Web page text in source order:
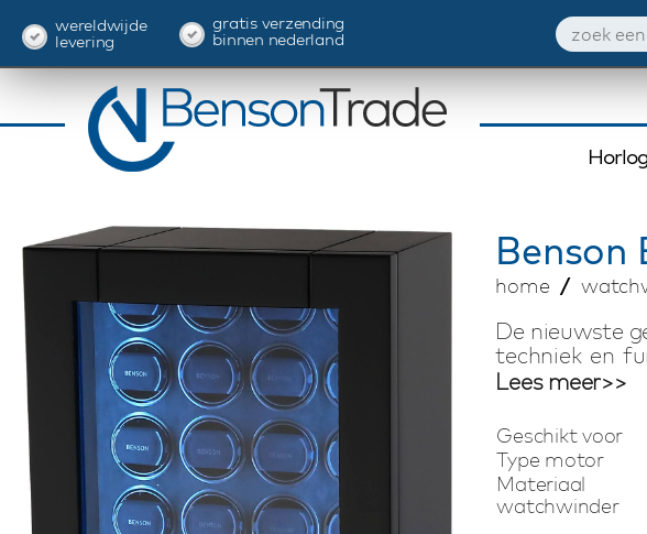
wereldwijde
levering
gratis verzending
binnen nederland
Benson
home
De nieuwste
techniek en
volledig met
Series II
horloges, is
instelbaar via
dag (TPD).
en veilig op.
Lees meer>>
Geschikt voor
Type motor
Materiaal
watchwinder